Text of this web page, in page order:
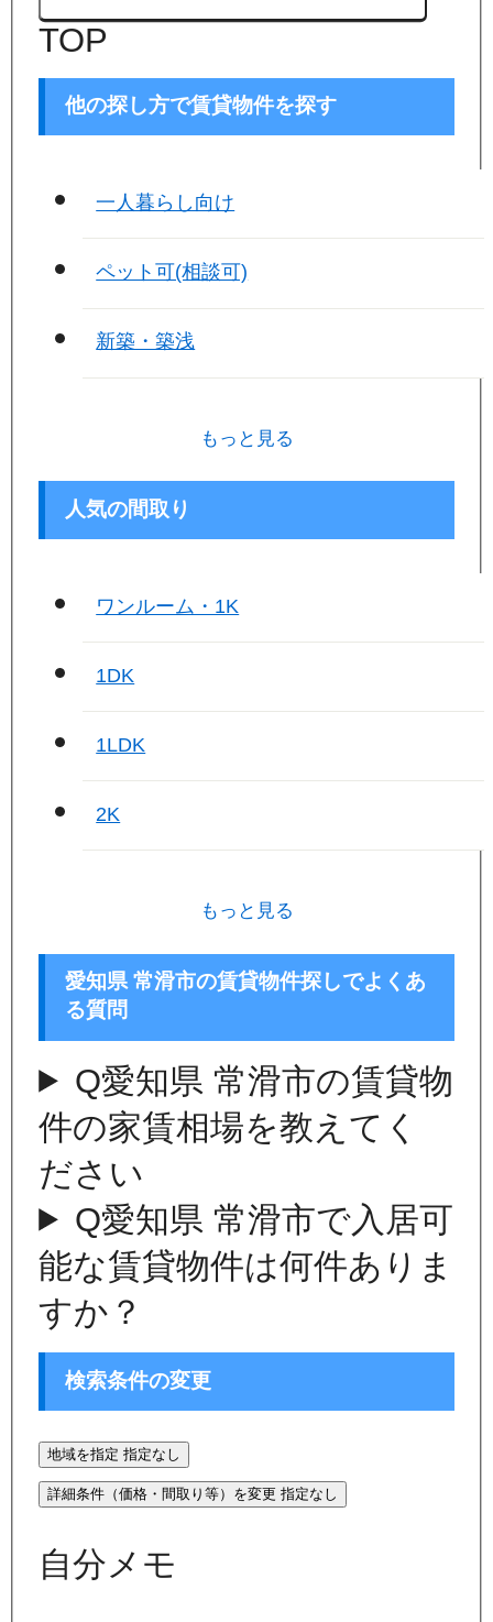
TOP
他の探し方で賃貸物件を探す
一人暮らし向け
ペット可(相談可)
新築・築浅
もっと見る
人気の間取り
ワンルーム・1K
1DK
1LDK
2K
もっと見る
愛知県 常滑市の賃貸物件探しでよくあ
る質問
Q愛知県 常滑市の賃貸物
件の家賃相場を教えてく
ださい
Q愛知県 常滑市で入居可
能な賃貸物件は何件ありま
すか？
検索条件の変更
地域を指定 指定なし
詳細条件（価格・間取り等）を変更 指定なし
自分メモ